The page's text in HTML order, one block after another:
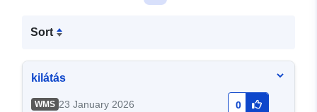
Sort
kilátás
WMS 23 January 2026 0